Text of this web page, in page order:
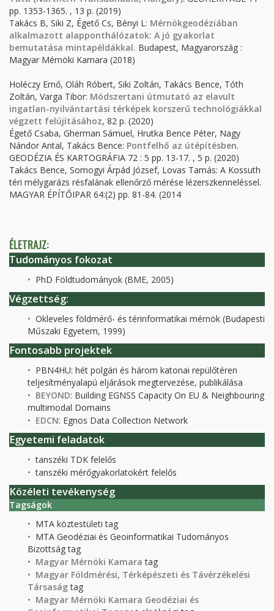
pp. 1353-1365. , 13 p. (2019)
Takács B, Siki Z, Égető Cs, Bényi L: Mérnökgeodéziában
alkalmazott alapponthálózatok: A jó gyakorlat
bemutatása mintapéldákkal. Budapest, Magyarország :
Magyar Mérnöki Kamara (2018)
Holéczy Ernő, Oláh Róbert, Siki Zoltán, Takács Bence, Tóth
Zoltán, Varga Tibor: Módszertani útmutató az elavult
ingatlan-nyilvántartási térképek korszerű technológiákkal
végzett felújításához, 82 p. (2020)
Égető Csaba, Gherman Sámuel, Hrutka Bence Péter, Nagy
Nándor Antal, Takács Bence: Pontfelhő az útépítésben.
GEODÉZIA ÉS KARTOGRÁFIA 72 : 5 pp. 13-17. , 5 p. (2020)
Takács Bence, Somogyi Árpád József, Lovas Tamás: A Kossuth
téri mélygarázs résfalának ellenőrző mérése lézerszkenneléssel.
MAGYAR ÉPÍTŐIPAR 64:(2) pp. 81-84. (2014
ÉLETRAJZ:
Tudományos fokozat
PhD Földtudományok (BME, 2005)
Végzettség:
Okleveles földmérő- és térinformatikai mérnök (Budapesti
Műszaki Egyetem, 1999)
Fontosabb projektek
PBN4HU: hét polgári és három katonai repülőtéren
teljesítményalapú eljárások megtervezése, publikálása
BEYOND: Building EGNSS Capacity On EU & Neighbouring
multimodal Domains
EDCN: Egnos Data Collection Network
Egyetemi feladatok
tanszéki TDK felelős
tanszéki mérőgyakorlatokért felelős
Közéleti tevékenység
Tagságok
MTA köztestületi tag
MTA Geodéziai és Geoinformatikai Tudományos
Bizottság tag
Magyar Mérnöki Kamara tag
Magyar Földmérési, Térképészeti és Távérzékelési
Társaságtag
Magyar Mérnöki Kamara Geodéziai és